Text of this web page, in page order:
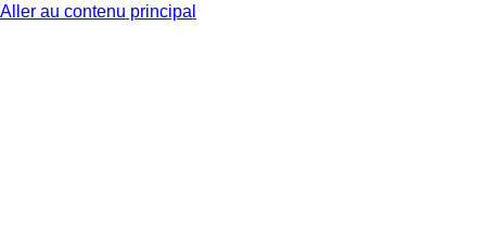
Aller au contenu principal